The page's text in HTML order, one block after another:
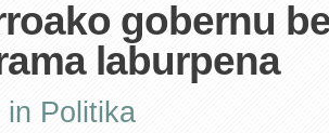
gobernu
laburpena
in Politika